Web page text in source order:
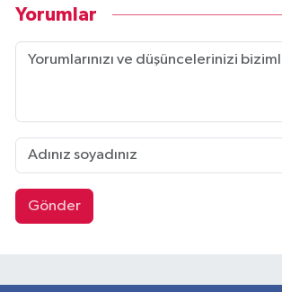
Yorumlar
Gönder